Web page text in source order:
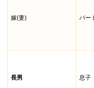
嫁(妻) パー
長男 息子